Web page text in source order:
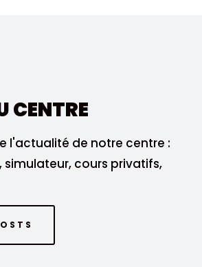
CENTRE
l'actualité de notre centre :
cours privatifs,